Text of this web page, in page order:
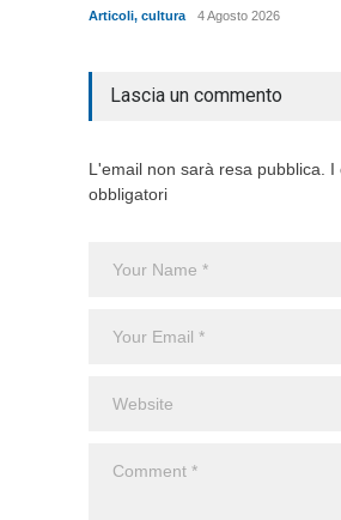
Articoli, cultura 4 Agosto 2026
Lascia un commento
L'email non sarà resa pubblica. I
obbligatori